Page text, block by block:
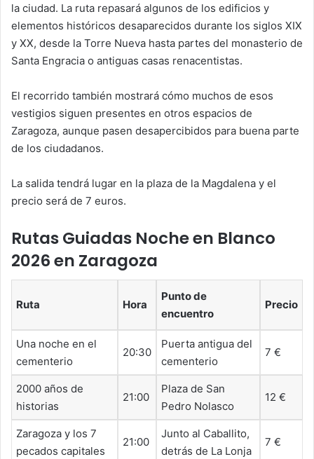
la ciudad. La ruta repasará algunos de los edificios y
elementos históricos desaparecidos durante los siglos XIX
y XX, desde la Torre Nueva hasta partes del monasterio de
Santa Engracia o antiguas casas renacentistas.
El recorrido también mostrará cómo muchos de esos
vestigios siguen presentes en otros espacios de
Zaragoza, aunque pasen desapercibidos para buena parte
de los ciudadanos.
La salida tendrá lugar en la plaza de la Magdalena y el
precio será de 7 euros.
Rutas Guiadas Noche en Blanco
2026 en Zaragoza
Ruta Hora
Punto de
encuentro
Precio
Una noche en el
cementerio
20:30
Puerta antigua del
cementerio
7 €
2000 años de
historias
21:00
Plaza de San
Pedro Nolasco
12 €
Zaragoza y los 7
pecados capitales
21:00
Junto al Caballito,
detrás de La Lonja
7 €